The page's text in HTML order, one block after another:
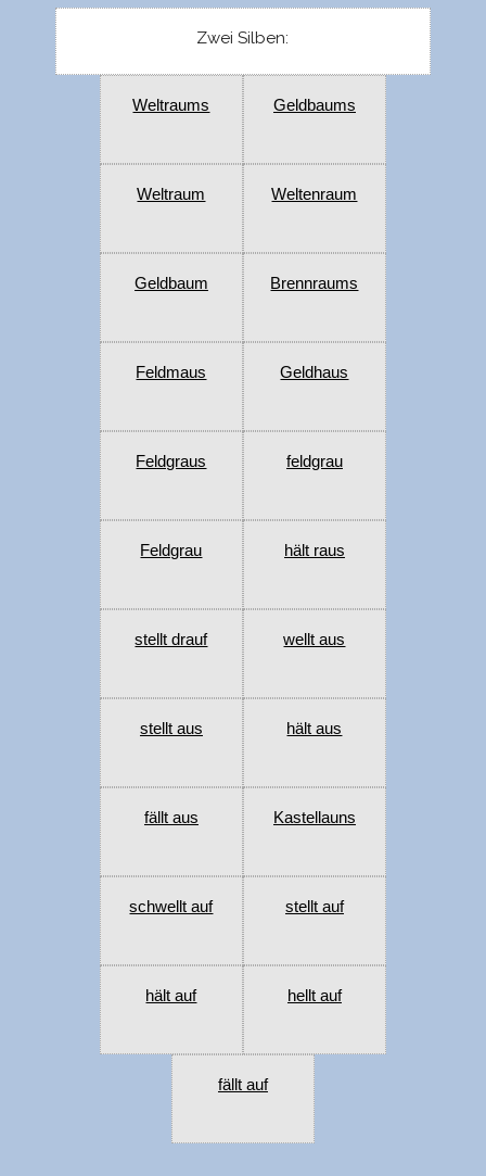
Zwei Silben:
Weltraums Geldbaums
Weltraum Weltenraum
Geldbaum Brennraums
Feldmaus Geldhaus
Feldgraus feldgrau
Feldgrau hält raus
stellt drauf wellt aus
stellt aus hält aus
fällt aus Kastellauns
schwellt auf stellt auf
hält auf hellt auf
fällt auf